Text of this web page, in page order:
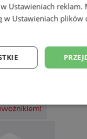
Bałtykiem w
Ustawieniach reklam.
w Ustawieniach plików